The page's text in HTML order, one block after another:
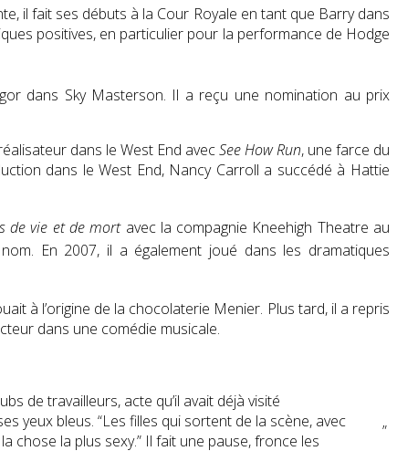
il fait ses débuts à la Cour Royale en tant que Barry dans
positives, en particulier pour la performance de Hodge
dans Sky Masterson. Il a reçu une nomination au prix
dans le West End avecSee How Run, une farce du
dans le West End, Nancy Carroll a succédé à Hattie
de vie et de mortavec la compagnie Kneehigh Theatre au
En 2007, il a également joué dans les dramatiques
à l’origine de la chocolaterie Menier. Plus tard, il a repris
dans une comédie musicale.
de travailleurs, acte qu’il avait déjà visité
yeux bleus. “Les filles qui sortent de la scène, avec
chose la plus sexy.” Il fait une pause, fronce les
”